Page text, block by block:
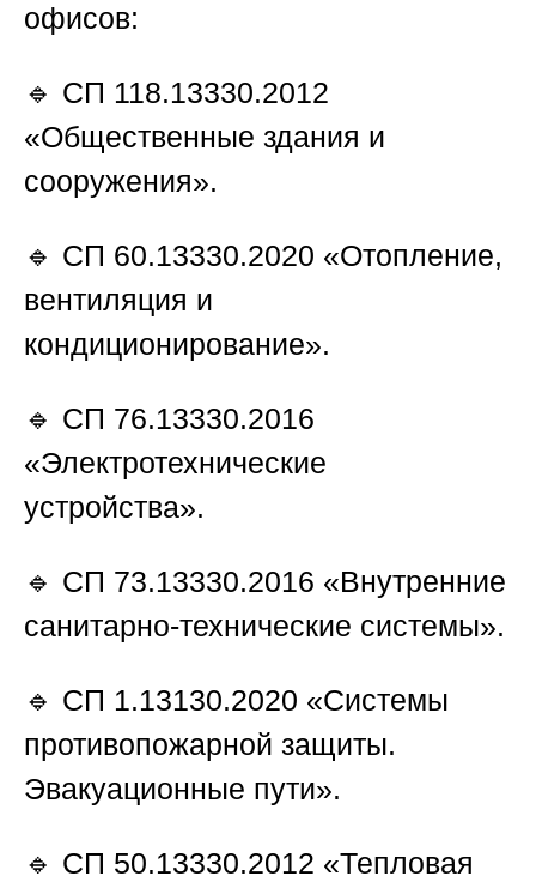
офисов:
🔹 СП 118.13330.2012
«Общественные здания и
сооружения».
🔹 СП 60.13330.2020 «Отопление,
вентиляция и
кондиционирование».
🔹 СП 76.13330.2016
«Электротехнические
устройства».
🔹 СП 73.13330.2016 «Внутренние
санитарно-технические системы».
🔹 СП 1.13130.2020 «Системы
противопожарной защиты.
Эвакуационные пути».
🔹 СП 50.13330.2012 «Тепловая